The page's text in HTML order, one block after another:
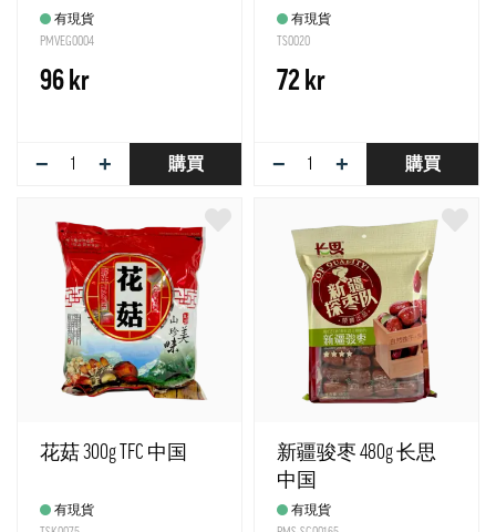
有現貨
PMVEG0004
96 kr
− + 購買
有現貨
TS0020
72 kr
− + 購買
花菇 300g TFC 中国
有現貨
新疆骏枣 480g 长思
中国
有現貨